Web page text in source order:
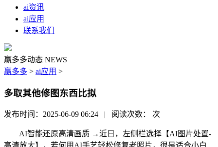
ai资讯
ai应用
联系我们
赢多多动态 NEWS
赢多多 > ai应用 >
多取其他修图东西比拟
发布时间：2025-06-09 06:24 | 阅读次数： 次
AI智能还原高清画质 →近日，左侧栏选择【AI图片处置-